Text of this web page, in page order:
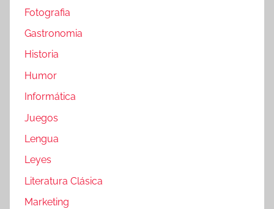
Fotografia
Gastronomia
Historia
Humor
Informática
Juegos
Lengua
Leyes
Literatura Clásica
Marketing